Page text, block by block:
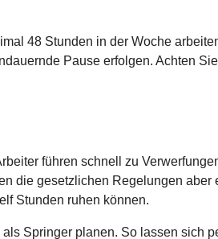
48 Stunden in der Woche
Pause erfolgen. Achten
führen schnell zu
die gesetzlichen Regelungen
Stunden ruhen können.
Springer planen. So lassen sich